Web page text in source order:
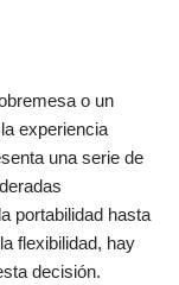
o un
experiencia
una serie de
portabilidad hasta
flexibilidad, hay
decisión.